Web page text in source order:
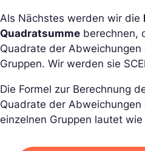
Als Nächstes werden wir die
Quadratsumme berechnen,
Quadrate der
Gruppen. Wir werden sie
Die Formel zur Berechnung
Quadrate der
einzelnen Gruppen lautet